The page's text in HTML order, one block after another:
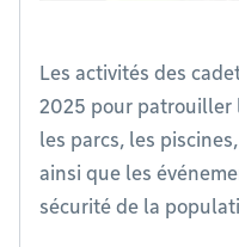
Les activités des
2025 pour patrouiller
les parcs, les
ainsi que les
sécurité de la